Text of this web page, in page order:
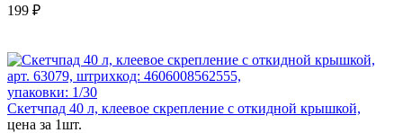
199 ₽
арт. 63079, штрихкод: 4606008562555,
упаковки: 1/30
Скетчпад 40 л, клеевое скрепление с откидной крышкой,
цена за 1шт.